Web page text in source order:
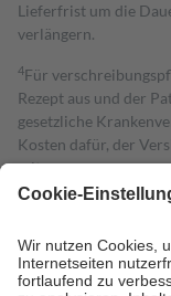
Lieferfrist um die
verlängern.
4Für
Rezept aus und der
gesetzliche
Kosten dafür, der
mit.
Grundsätzlich leisten
höchstens zehn Euro.
Kosten der Leistung
Diese Regeln gelten